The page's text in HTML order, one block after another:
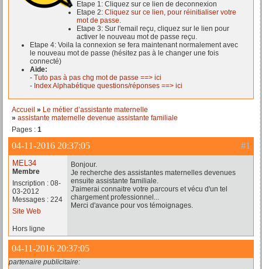
Etape 1: Cliquez sur ce lien de deconnexion
Etape 2: Cliquez sur ce lien, pour réinitialiser votre
mot de passe.
Etape 3: Sur l'email reçu, cliquez sur le lien pour
activer le nouveau mot de passe reçu.
Etape 4: Voila la connexion se fera maintenant normalement avec
le nouveau mot de passe (hésitez pas à le changer une fois
connecté)
Aide:
- Tuto pas à pas chg mot de passe ==> ici
- Index Alphabétique questions/réponses ==> ici
Accueil » Le métier d’assistante maternelle
» assistante maternelle devenue assistante familiale
Pages : 1
#1
04-11-2016 20:37:05
MEL34
Membre
Inscription : 08-
03-2012
Messages : 224
Site Web
Bonjour.
Je recherche des assistantes maternelles devenues
ensuite assistante familiale.
J'aimerai connaitre votre parcours et vécu d'un tel
chargement professionnel...
Merci d'avance pour vos témoignages.
Hors ligne
04-11-2016 20:37:05
partenaire publicitaire: